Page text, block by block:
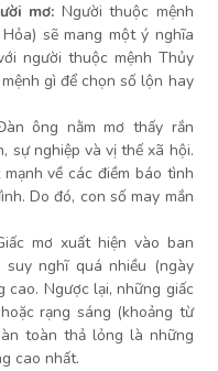
mơ: Người thuộc mệnh
sẽ mang một ý nghĩa
người thuộc mệnh Thủy
gì để chọn số lộn hay
ông nằm mơ thấy rắn
sự nghiệp và vị thế xã hội.
về các điềm báo tình
Do đó, con số may mắn
mơ xuất hiện vào ban
nghĩ quá nhiều (ngày
cao. Ngược lại, những giấc
rạng sáng (khoảng từ
toàn thả lỏng là những
cao nhất.